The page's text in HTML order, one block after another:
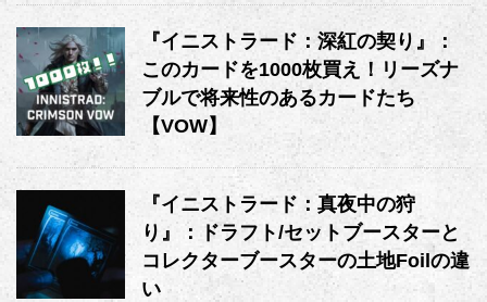
『イニストラード：深紅の契り』：
このカードを1000枚買え！リーズナ
ブルで将来性のあるカードたち
【VOW】
『イニストラード：真夜中の狩
り』：ドラフト/セットブースターと
コレクターブースターの土地Foilの違
い